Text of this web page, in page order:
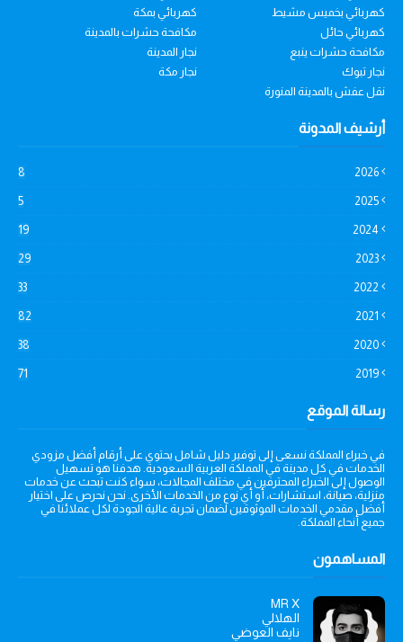
كهربائي بخميس مشيط
كهربائي بمكة
كهربائي حائل
مكافحة حشرات بالمدينة
مكافحة حشرات ينبع
نجار المدينة
نجار تبوك
نجار مكة
نقل عفش بالمدينة المنورة
أرشيف المدونة
2026
8
2025
5
2024
19
2023
29
2022
33
2021
82
2020
38
2019
71
رسالة الموقع
في خبراء المملكة نسعى إلى توفير دليل شامل يحتوي على أرقام أفضل مزودي
الخدمات في كل مدينة في المملكة العربية السعودية. هدفنا هو تسهيل
الوصول إلى الخبراء المحترفين في مختلف المجالات، سواء كنت تبحث عن خدمات
منزلية، صيانة، استشارات، أو أي نوع من الخدمات الأخرى. نحن نحرص على اختيار
أفضل مقدمي الخدمات الموثوقين لضمان تجربة عالية الجودة لكل عملائنا في
جميع أنحاء المملكة.
المساهمون
MR X
الهلالي
نايف العوضي